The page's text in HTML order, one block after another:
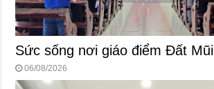
Sức sống nơi giáo điểm Đất Mũi
06/08/2026